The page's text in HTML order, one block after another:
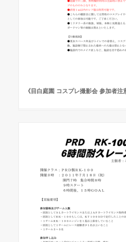
《目白庭園 コスプレ撮影会 参加者